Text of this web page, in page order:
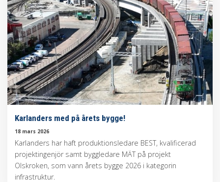
Karlanders med på årets bygge!
18 mars 2026
Karlanders har haft produktionsledare BEST, kvalificerad
projektingenjör samt byggledare MÄT på projekt
Olskroken, som vann årets bygge 2026 i kategorin
infrastruktur.